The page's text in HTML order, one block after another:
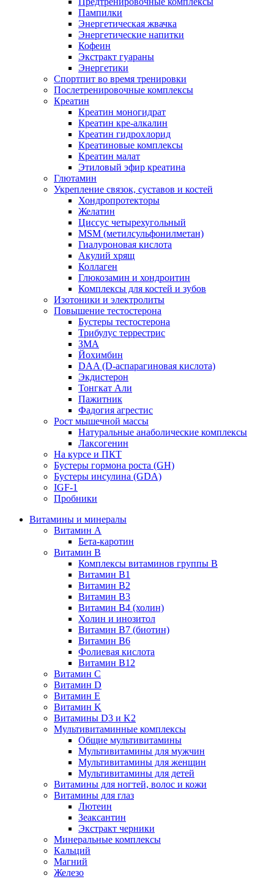
Пампилки
Энергетическая жвачка
Энергетические напитки
Кофеин
Экстракт гуараны
Энергетики
Спортпит во время тренировки
Послетренировочные комплексы
Креатин
Креатин моногидрат
Креатин кре-алкалин
Креатин гидрохлорид
Креатиновые комплексы
Креатин малат
Этиловый эфир креатина
Глютамин
Укрепление связок, суставов и костей
Хондропротекторы
Желатин
Циссус четырехугольный
MSM (метилсульфонилметан)
Гиалуроновая кислота
Акулий хрящ
Коллаген
Глюкозамин и хондроитин
Комплексы для костей и зубов
Изотоники и электролиты
Повышение тестостерона
Бустеры тестостерона
Трибулус террестрис
ЗМА
Йохимбин
DAA (D-аспарагиновая кислота)
Экдистерон
Тонгкат Али
Пажитник
Фадогия агрестис
Рост мышечной массы
Натуральные анаболические комплексы
Лаксогенин
На курсе и ПКТ
Бустеры гормона роста (GH)
Бустеры инсулина (GDA)
IGF-1
Пробники
Витамины и минералы
Витамин A
Бета-каротин
Витамин B
Комплексы витаминов группы B
Витамин B1
Витамин B2
Витамин B3
Витамин B4 (холин)
Холин и инозитол
Витамин B7 (биотин)
Витамин B6
Фолиевая кислота
Витамин B12
Витамин C
Витамин D
Витамин E
Витамин K
Витамины D3 и K2
Мультивитаминные комплексы
Общие мультивитамины
Мультивитамины для мужчин
Мультивитамины для женщин
Мультивитамины для детей
Витамины для ногтей, волос и кожи
Витамины для глаз
Лютеин
Зеаксантин
Экстракт черники
Минеральные комплексы
Кальций
Магний
Железо